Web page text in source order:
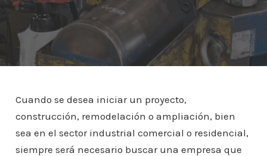
Cuando se desea iniciar un proyecto,
construcción, remodelación o ampliación, bien
sea en el sector industrial comercial o residencial,
siempre será necesario buscar una empresa que